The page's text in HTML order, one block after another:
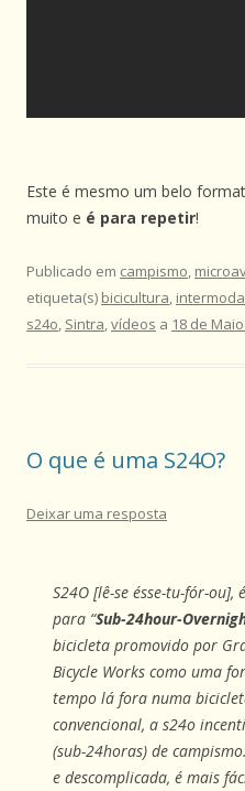
Este é mesmo um belo
muito e é para repetir!
Publicado em campismo,
etiqueta(s) bicicultura,
s24o, Sintra,vídeos a 18 de
O que é uma S24O?
Deixar uma resposta
S24O [lê-se ésse-tu-fór-
para “Sub-24hour-
bicicleta promovido por
Bicycle Works como uma
tempo lá fora numa
convencional, a s24o
(sub-24horas) de
e descomplicada, é mais